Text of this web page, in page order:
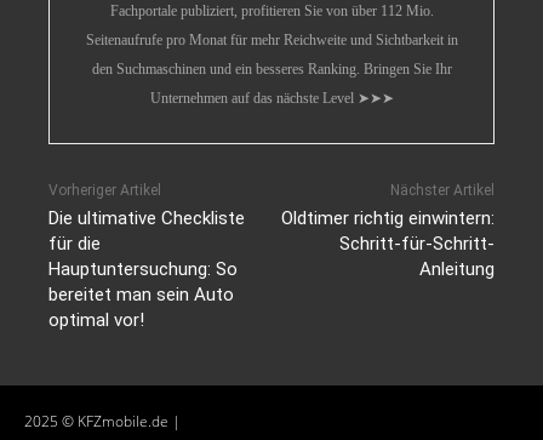
Fachportale publiziert, profitieren Sie von über 112 Mio.
Seitenaufrufe pro Monat für mehr Reichweite und Sichtbarkeit in
den Suchmaschinen und ein besseres Ranking. Bringen Sie Ihr
Unternehmen auf das nächste Level ➤➤➤
Vorheriger Artikel
Die ultimative Checkliste
für die
Hauptuntersuchung: So
bereitet man sein Auto
optimal vor!
Nächster Artikel
Oldtimer richtig einwintern:
Schritt-für-Schritt-
Anleitung
2025 © KFZmobile.de |